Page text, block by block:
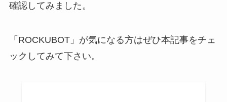
確認してみました。
「ROCKUBOT」が気になる方はぜひ本記事をチェ
ックしてみて下さい。